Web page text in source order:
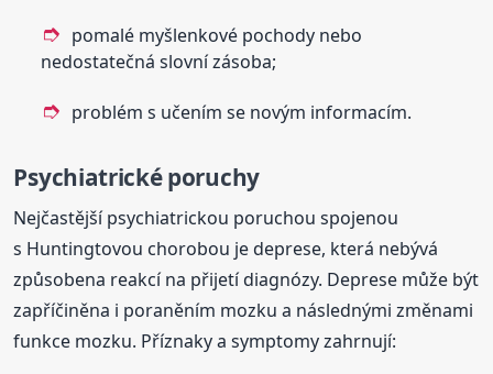
pomalé myšlenkové pochody nebo
nedostatečná slovní zásoba;
problém s učením se novým informacím.
Psychiatrické poruchy
Nejčastější psychiatrickou poruchou spojenou
s Huntingtovou chorobou je deprese, která nebývá
způsobena reakcí na přijetí diagnózy. Deprese může být
zapříčiněna i poraněním mozku a následnými změnami
funkce mozku. Příznaky a symptomy zahrnují: